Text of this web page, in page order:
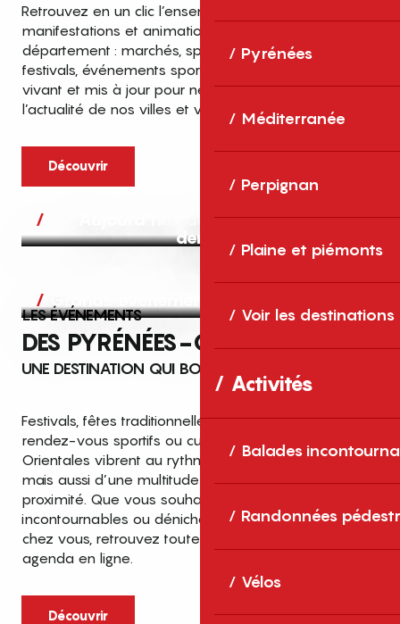
Pyrénées
Méditerranée
Perpignan
Plaine et piémonts
Voir les destinations
Activités
Balades
Randonnées
Vélos
Retrouvez en un clic l’ensemble des fêtes,
manifestations et animations recensées dans le
département : marchés, spectacles, expositions,
festivals, événements sportifs et culturels… un agenda
vivant et mis à jour pour ne rien manquer de
l’actualité de nos villes et villages.
Découvrir
Aujourd’hui, demain et après-
demain
Grands événements
LES ÉVÉNEMENTS
DES PYRÉNÉES-ORIENTALES
UNE DESTINATION QUI BOUGE TOUTE L’ANNÉE
Festivals, fêtes traditionnelles, concerts, expositions,
rendez-vous sportifs ou culturels… les Pyrénées-
Orientales vibrent au rythme de grands temps forts
mais aussi d’une multitude d’événements de
proximité. Que vous souhaitiez vivre les
incontournables ou dénicher des sorties près de
chez vous, retrouvez toutes les infos dans notre
agenda en ligne.
Découvrir
Top des événements et sorties
en famille
cet été dans les Pyrénées-Orientales
Entre mer Méditerranée, villages de
caractère et grands espaces naturels, les